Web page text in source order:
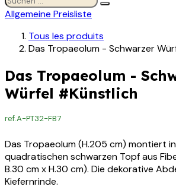
Allgemeine Preisliste
Tous les produits
Das Tropaeolum - Schwarzer
Das Tropaeolum -
Würfel #Künstlich
ref.A-PT32-FB7
Das Tropaeolum (H.205 cm) montiert
quadratischen schwarzen Topf aus
B.30 cm x H.30 cm). Die dekorative
Kiefernrinde.